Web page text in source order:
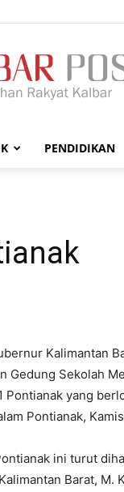
PENDIDIKAN
Kalimantan
Gedung Sekolah
Pontianak yang
Pontianak,
ini turut
Barat, M.